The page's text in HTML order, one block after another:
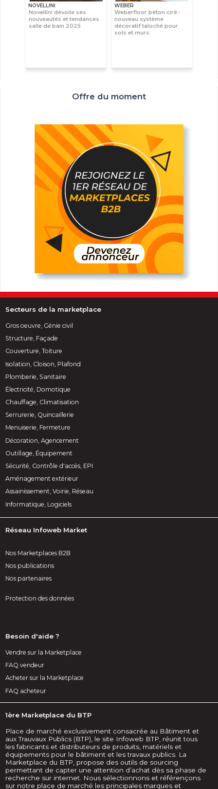
NOVELLINI
Novellini dévoile ses
nouveautés et tendances
salle de bain 2025
WEBER
Weberfloor béton ciré :
nouveau système
décoratif taloché pour
sols et murs
Offre du moment
Secteurs de la marketplace
Gros oeuvre, Génie civil
Structure, Façade
Couverture, Toiture
Isolation, Cloison, Plafond
Plomberie, Sanitaire
Électricité, Domotique
Chauffage, Climatisation
Serrurerie, Quincaillerie
Menuiserie, Fermeture
Décoration, Agencement
Outillage, Équipement
Sécurité, Contrôle d'accès, EPI
Aménagement extérieur
Assainissement, Voirie, Réseau
Informatique, Logiciels
Réseau Infoweb Market
Nos Marketplaces B2B
Nos publications
Nos partenaires
Protection des données
Besoin d'aide ?
Vendre sur la Marketplace
FAQ vendeur
Acheter sur la Marketplace
FAQ acheteur
1ère Marketplace du BTP
Place de marché exclusivement consacrée au Bâtiment et
aux Trauvaux Publics (BTP), le site Infoweb BTP, réunit tous
les fabricants et distributeurs de produits, matériels et
équipements pour le bâtiment et les travaux publics. La
Marketplace du BTP, propose des outils de sourcing
permettant de capter une attention d’achat dès sa phase de
recherche sur internet. Nous sélectionnons et référençons
sur notre place de marché les principales marques et